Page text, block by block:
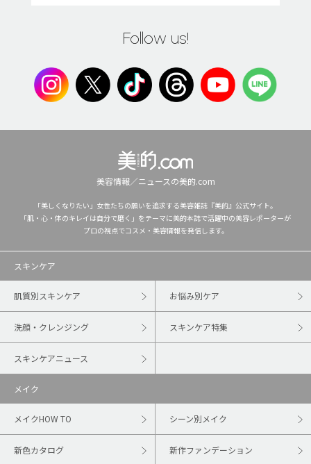
Follow us!
美容情報／ニュースの美的.com
「美しくなりたい」女性たちの願いを追求する美容雑誌『美的』公式サイト。
「肌・心・体のキレイは自分で磨く」をテーマに美的本誌で活躍中の美容レポーターが
プロの視点でコスメ・美容情報を発信します。
スキンケア
肌質別スキンケア お悩み別ケア
洗顔・クレンジング スキンケア特集
スキンケアニュース
メイク
メイクHOW TO シーン別メイク
新色カタログ 新作ファンデーション